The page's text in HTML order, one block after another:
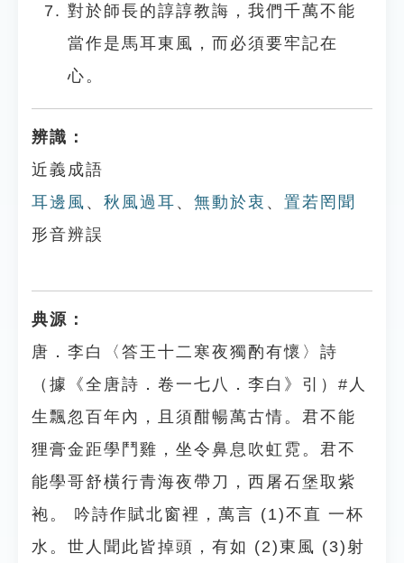
對於師長的諄諄教誨，我們千萬不能
當作是馬耳東風，而必須要牢記在
心。
辨識：
近義成語
耳邊風 、 秋風過耳 、 無動於衷 、 置若罔聞
形音辨誤
典源：
唐．李白〈答王十二寒夜獨酌有懷〉詩
（據《全唐詩．卷一七八．李白》引）#人
生飄忽百年內，且須酣暢萬古情。君不能
狸膏金距學鬥雞，坐令鼻息吹虹霓。君不
能學哥舒橫行青海夜帶刀，西屠石堡取紫
袍。 吟詩作賦北窗裡，萬言 (1)不直 一杯
水。世人聞此皆掉頭，有如 (2)東風 (3)射